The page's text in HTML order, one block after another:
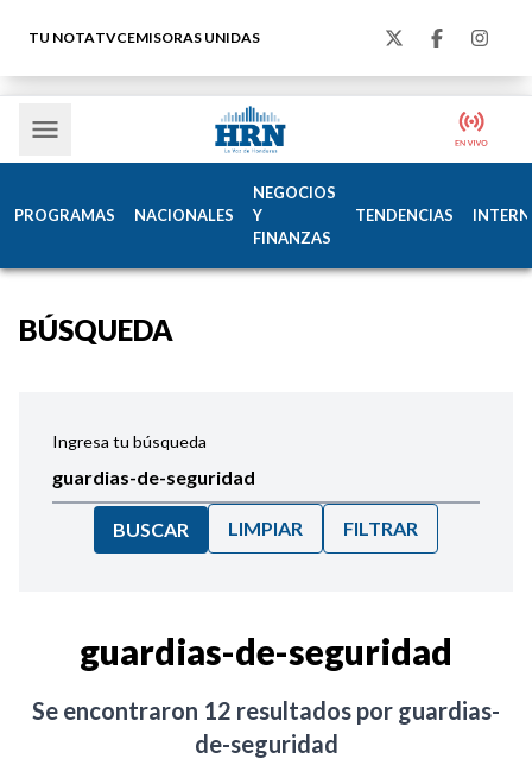
TU NOTATVCEMISORAS UNIDAS
PROGRAMAS NACIONALES
NEGOCIOS
Y
FINANZAS
TENDENCIAS
BÚSQUEDA
Ingresa tu búsqueda
BUSCAR LIMPIAR FILTRAR
guardias-de-seguridad
Se encontraron 12 resultados por guardias-
de-seguridad